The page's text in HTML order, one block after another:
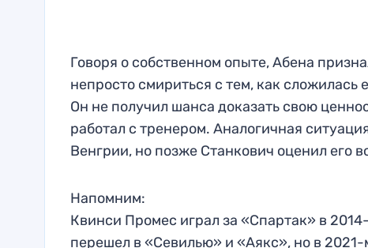
Говоря о собственном опыте, Абена
непросто смириться с тем, как сложилась
Он не получил шанса доказать свою
работал с тренером. Аналогичная
Венгрии, но позже Станкович оценил его
Напомним:
Квинси Промес играл за «Спартак» в
перешел в «Севилью» и «Аякс», но в 2021-